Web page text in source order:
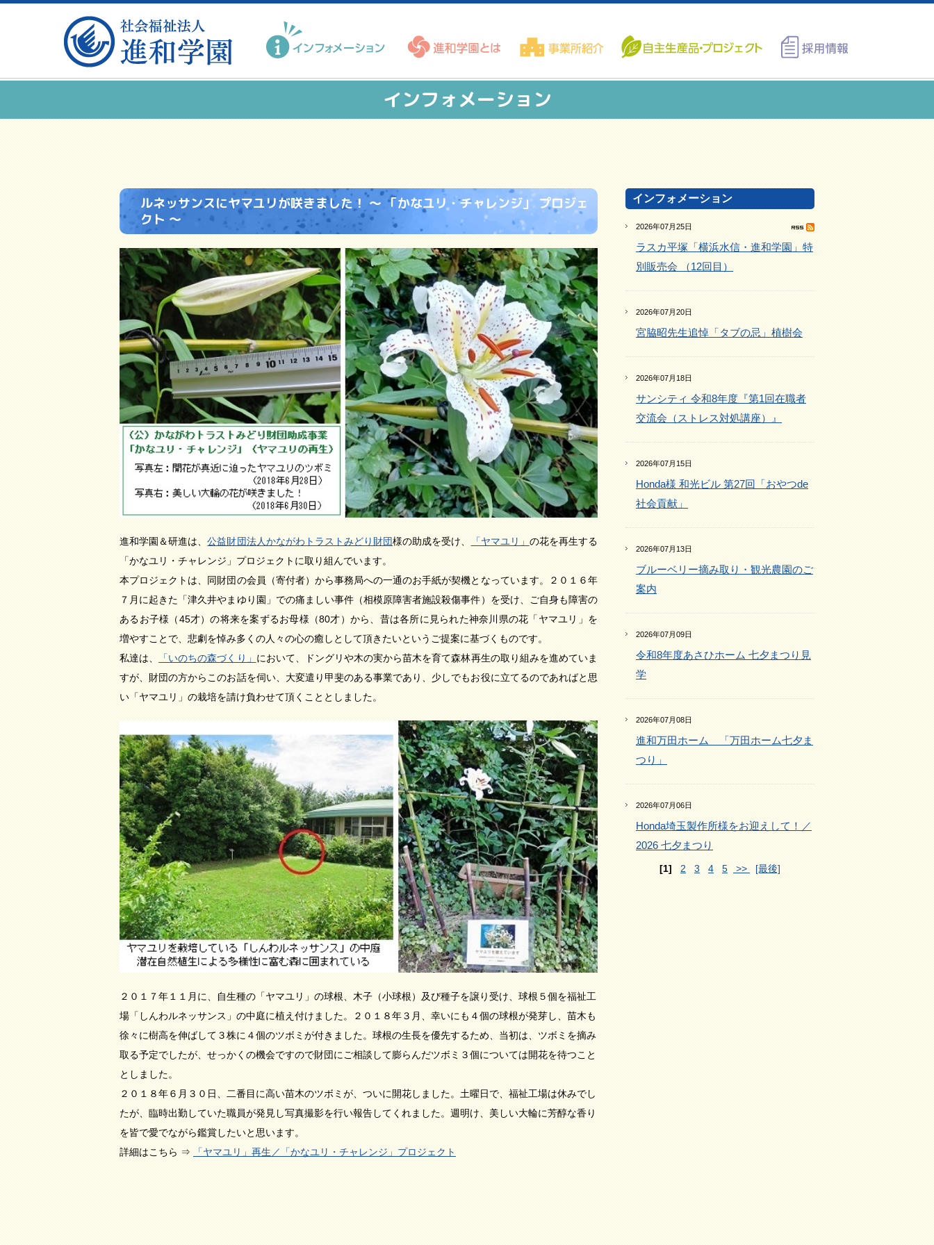
インフォメーション
ルネッサンスにヤマユリが咲きました！ ～ 「かなユリ・チャレンジ」 プロジェ
クト ～
進和学園＆研進は、公益財団法人かながわトラストみどり財団様の助成を受け、 「ヤマユリ」 の花を再生する
「かなユリ・チャレンジ」プロジェクトに取り組んでいます。
本プロジェクトは、同財団の会員（寄付者）から事務局への一通のお手紙が契機となっています。２０１６年
７月に起きた「津久井やまゆり園」での痛ましい事件（相模原障害者施設殺傷事件）を受け、ご自身も障害の
あるお子様（45才）の将来を案ずるお母様（80才）から、昔は各所に見られた神奈川県の花「ヤマユリ」を
増やすことで、悲劇を悼み多くの人々の心の癒しとして頂きたいというご提案に基づくものです。
私達は、
「いのちの森づくり」 において、ドングリや木の実から苗木を育て森林再生の取り組みを進めていま
すが、財団の方からこのお話を伺い、大変遣り甲斐のある事業であり、少しでもお役に立てるのであればと思
い「ヤマユリ」の栽培を請け負わせて頂くこととしました。
２０１７年１１月に、自生種の「ヤマユリ」の球根、木子（小球根）及び種子を譲り受け、球根５個を福祉工
場「しんわルネッサンス」の中庭に植え付けました。２０１８年３月、幸いにも４個の球根が発芽し、苗木も
徐々に樹高を伸ばして３株に４個のツボミが付きました。球根の生長を優先するため、当初は、ツボミを摘み
取る予定でしたが、せっかくの機会ですので財団にご相談して膨らんだツボミ３個については開花を待つこと
としました。
２０１８年６月３０日、二番目に高い苗木のツボミが、ついに開花しました。土曜日で、福祉工場は休みでし
たが、臨時出勤していた職員が発見し写真撮影を行い報告してくれました。週明け、美しい大輪に芳醇な香り
を皆で愛でながら鑑賞したいと思います。
詳細はこちら ⇒
「ヤマユリ」再生／「かなユリ・チャレンジ」プロジェクト
インフォメーション
2026年07月25日
ラスカ平塚「横浜水信・進和学園」特
別販売会 （12回目）
2026年07月20日
宮脇昭先生追悼「タブの忌」植樹会
2026年07月18日
サンシティ 令和8年度『第1回在職者
交流会（ストレス対処講座）』
2026年07月15日
Honda様 和光ビル 第27回「おやつde
社会貢献」
2026年07月13日
ブルーベリー摘み取り・観光農園のご
案内
2026年07月09日
令和8年度あさひホーム 七夕まつり見
学
2026年07月08日
進和万田ホーム 「万田ホーム七夕ま
つり」
2026年07月06日
Honda埼玉製作所様をお迎えして！／
2026 七夕まつり
[1] 2 3 4 5 >> [最後]